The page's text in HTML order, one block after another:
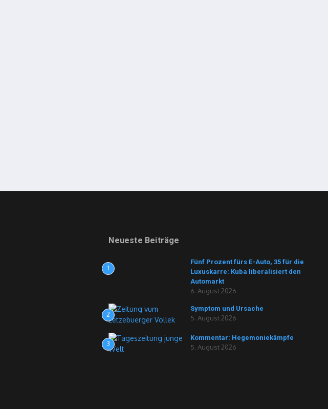
Neueste Beiträge
1
Fünf Prozent fürs E-Auto, 35 für die
Luxuskarre: Kuba liberalisiert den
Automarkt
6. August 2026
2
Symptom und Ursache
5. August 2026
3
Kommentar: Hegemoniekämpfe
5. August 2026